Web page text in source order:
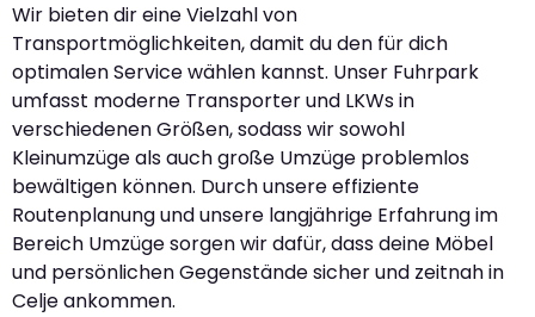
Wir bieten dir eine Vielzahl von
Transportmöglichkeiten, damit du den für dich
optimalen Service wählen kannst. Unser Fuhrpark
umfasst moderne Transporter und LKWs in
verschiedenen Größen, sodass wir sowohl
Kleinumzüge als auch große Umzüge problemlos
bewältigen können. Durch unsere effiziente
Routenplanung und unsere langjährige Erfahrung im
Bereich Umzüge sorgen wir dafür, dass deine Möbel
und persönlichen Gegenstände sicher und zeitnah in
Celje ankommen.